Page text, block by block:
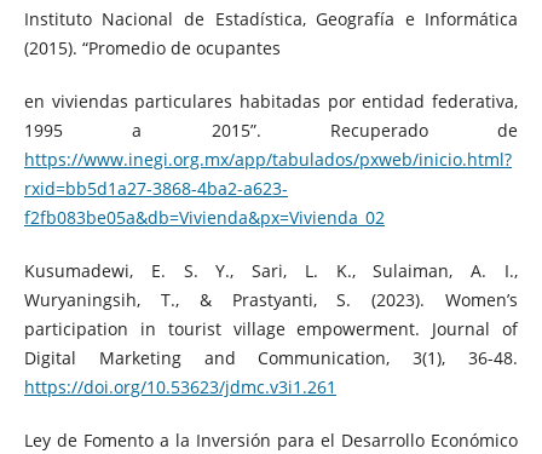
Instituto Nacional de Estadística, Geografía e Informática
(2015). “Promedio de ocupantes
en viviendas particulares habitadas por entidad federativa,
1995 a 2015”. Recuperado de
https://www.inegi.org.mx/app/tabulados/pxweb/inicio.html?
rxid=bb5d1a27-3868-4ba2-a623-
f2fb083be05a&db=Vivienda&px=Vivienda_02
Kusumadewi, E. S. Y., Sari, L. K., Sulaiman, A. I.,
Wuryaningsih, T., & Prastyanti, S. (2023). Women’s
participation in tourist village empowerment. Journal of
Digital Marketing and Communication, 3(1), 36-48.
https://doi.org/10.53623/jdmc.v3i1.261
Ley de Fomento a la Inversión para el Desarrollo Económico